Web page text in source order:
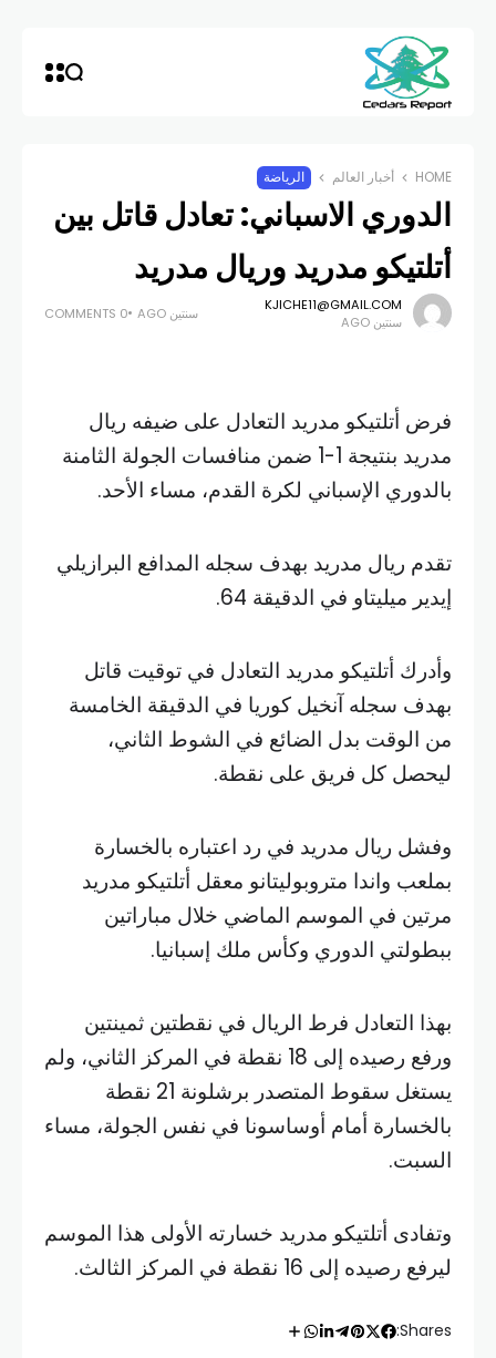
HOME أخبار العالم الرياضة
الدوري الاسباني: تعادل قاتل بين
أتلتيكو مدريد وريال مدريد
KJICHE11@GMAIL.COM
سنتين AGO
سنتين AGO 0 COMMENTS
فرض أتلتيكو مدريد التعادل على ضيفه ريال
مدريد بنتيجة 1-1 ضمن منافسات الجولة الثامنة
بالدوري الإسباني لكرة القدم، مساء الأحد.
تقدم ريال مدريد بهدف سجله المدافع البرازيلي
إيدير ميليتاو في الدقيقة 64.
وأدرك أتلتيكو مدريد التعادل في توقيت قاتل
بهدف سجله آنخيل كوريا في الدقيقة الخامسة
من الوقت بدل الضائع في الشوط الثاني،
ليحصل كل فريق على نقطة.
وفشل ريال مدريد في رد اعتباره بالخسارة
بملعب واندا متروبوليتانو معقل أتلتيكو مدريد
مرتين في الموسم الماضي خلال مباراتين
ببطولتي الدوري وكأس ملك إسبانيا.
بهذا التعادل فرط الريال في نقطتين ثمينتين
ورفع رصيده إلى 18 نقطة في المركز الثاني، ولم
يستغل سقوط المتصدر برشلونة 21 نقطة
بالخسارة أمام أوساسونا في نفس الجولة، مساء
السبت.
وتفادى أتلتيكو مدريد خسارته الأولى هذا الموسم
ليرفع رصيده إلى 16 نقطة في المركز الثالث.
Shares: